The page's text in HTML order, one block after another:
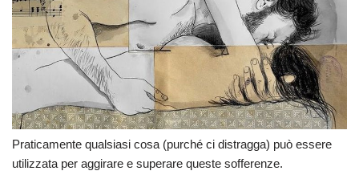
Praticamente qualsiasi cosa (purché ci distragga) può essere
utilizzata per aggirare e superare queste sofferenze.